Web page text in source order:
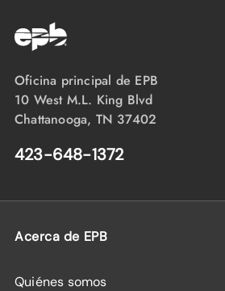
Oficina principal de EPB
10 West M.L. King Blvd
Chattanooga, TN 37402
423-648-1372
Acerca de EPB
Quiénes somos